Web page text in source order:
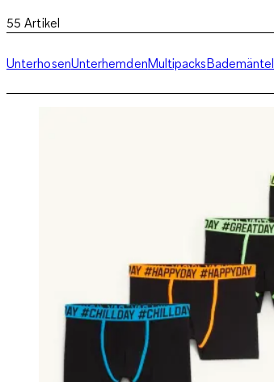
55 Artikel
UnterhosenUnterhemdenMultipacksBademäntel